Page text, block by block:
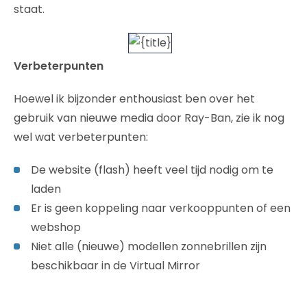
staat.
Verbeterpunten
Hoewel ik bijzonder enthousiast ben over het
gebruik van nieuwe media door Ray-Ban, zie ik nog
wel wat verbeterpunten:
De website (flash) heeft veel tijd nodig om te
laden
Er is geen koppeling naar verkooppunten of een
webshop
Niet alle (nieuwe) modellen zonnebrillen zijn
beschikbaar in de Virtual Mirror